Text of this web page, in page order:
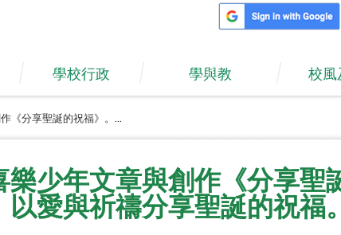
學校行政 學與教 校風
《分享聖誕的祝福》。...
樂少年文章與創作《分享
愛與祈禱分享聖誕的祝福